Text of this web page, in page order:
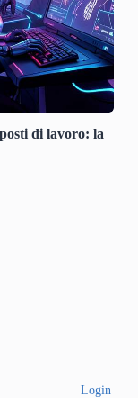
di lavoro: la
Login